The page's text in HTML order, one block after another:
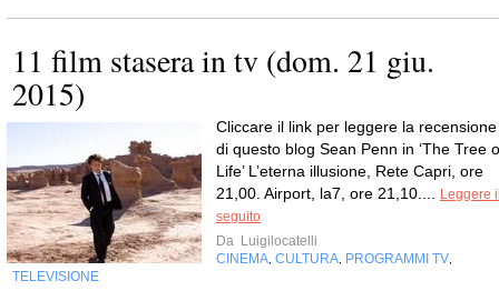
11 film stasera in tv (dom. 21 giu.
2015)
Cliccare il link per leggere la recensione
di questo blog Sean Penn in ‘The Tree
Life’ L’eterna illusione, Rete Capri, ore
21,00. Airport, la7, ore 21,10.... Leggere
seguito
Da Luigilocatelli
CINEMA, CULTURA, PROGRAMMI TV,
TELEVISIONE